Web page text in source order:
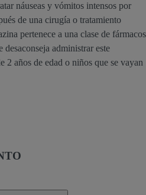
náuseas y vómitos intensos por
de una cirugía o tratamiento
pertenece a una clase de fármacos
administrar este
2 años de edad o niños que se vayan